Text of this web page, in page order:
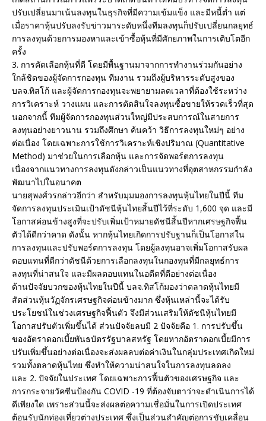
ปรับเปลี่ยนมาเน้นลงทุนในธุรกิจที่มีความเข้มแข็ง และมีหนี้ต่ำ แต่
เมื่อราคาหุ้นปรับลงรับข่าวมาระดับหนึ่งทีมลงทุนก็ปรับเปลี่ยนกลยุทธ์
การลงทุนด้วยการมองหาและเข้าซื้อหุ้นที่มีศักยภาพในการเติบโตอีก
ครั้ง
3. การคัดเลือกหุ้นที่ดี โดยมีพื้นฐานมาจากการทำงานร่วมกันอย่าง
ใกล้ชิดของผู้จัดการกองทุน ทีมงาน รวมถึงผู้บริหารระดับสูงของ
บลจ.ทิสโก้ และผู้จัดการกองทุนจะพยายามลดเวลาที่ต้องใช้ระหว่าง
การวิเคราะห์ วางแผน และการตัดสินใจลงทุนซื้อขายให้รวดเร็วที่สุด
นอกจากนี้ ทีมผู้จัดการกองทุนส่วนใหญ่มีประสบการณ์ในสายการ
ลงทุนอย่างยาวนาน รวมถึงศึกษา ค้นคว้า วิธีการลงทุนใหม่ๆ อย่าง
ต่อเนื่อง โดยเฉพาะการใช้การวิเคราะห์เชิงปริมาณ (Quantitative
Method) มาช่วยในการเลือกหุ้น และการจัดพอร์ตการลงทุน
เนื่องจากแนวทางการลงทุนดังกล่าวเป็นแนวทางที่อุตสาหกรรมกำลัง
พัฒนาไปในอนาคต
นายสุพงศ์วรกล่าวอีกว่า สำหรับมุมมองการลงทุนหุ้นไทยในปีนี้ ทีม
จัดการลงทุนประเมินเป้าดัชนีหุ้นไทยสิ้นปีไว้ที่ระดับ 1,600 จุด และมี
โอกาสค่อนข้างสูงที่จะปรับเพิ่มเป้าหมายดัชนีสิ้นปีหากเศรษฐกิจฟื้น
ตัวได้ดีกว่าคาด ดังนั้น หากหุ้นไทยเกิดการปรับฐานก็เป็นโอกาสใน
การลงทุนและปรับพอร์ตการลงทุน โดยผู้ลงทุนอาจเพิ่มโอกาสรับผล
ตอบแทนที่ดีกว่าดัชนีด้วยการเลือกลงทุนในกองทุนที่มีกลยุทธ์การ
ลงทุนที่น่าสนใจ และมีผลตอบแทนในอดีตที่ดีอย่างต่อเนื่อง
ด้านปัจจัยบวกของหุ้นไทยในปีนี้ บลจ.ทิสโก้มองว่าตลาดหุ้นไทยมี
สัดส่วนหุ้นวัฏจักรเศรษฐกิจค่อนข้างมาก ซึ่งหุ้นเหล่านี้จะได้รับ
ประโยชน์ในช่วงเศรษฐกิจฟื้นตัว จึงมีส่วนเสริมให้ดัชนีหุ้นไทยมี
โอกาสปรับตัวเพิ่มขึ้นได้ ส่วนปัจจัยลบมี 2 ปัจจัยคือ 1. การปรับขึ้น
ของอัตราดอกเบี้ยพันธบัตรรัฐบาลสหรัฐ โดยหากอัตราดอกเบี้ยมีการ
ปรับเพิ่มขึ้นอย่างต่อเนื่องจะส่งผลลบต่อค่าเงินในกลุ่มประเทศเกิดใหม่
รวมทั้งตลาดหุ้นไทย ซึ่งทำให้ความน่าสนใจในการลงทุนลดลง
และ 2. ปัจจัยในประเทศ โดยเฉพาะการฟื้นตัวของเศรษฐกิจ และ
การกระจายวัคซีนป้องกัน COVID -19 ที่ต้องจับตาว่าจะดำเนินการได้
ดีเพียงใด เพราะส่วนนี้จะส่งผลต่อความเชื่อมั่นในการเปิดประเทศ
ต้อนรับนักท่องเที่ยวต่างประเทศ ซึ่งเป็นส่วนสำคัญต่อการขับเคลื่อน